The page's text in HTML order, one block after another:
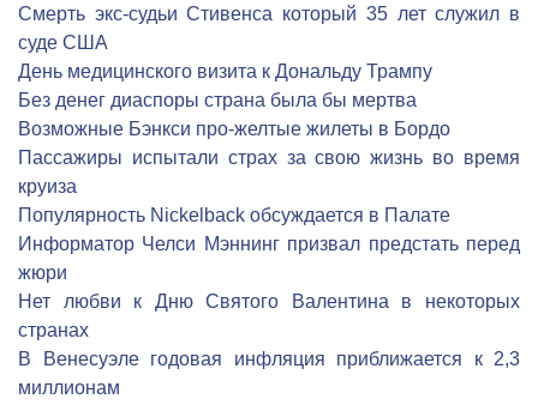
Смерть экс-судьи Стивенса который 35 лет служил в
суде США
День медицинского визита к Дональду Трампу
Без денег диаспоры страна была бы мертва
Возможные Бэнкси про-желтые жилеты в Бордо
Пассажиры испытали страх за свою жизнь во время
круиза
Популярность Nickelback обсуждается в Палате
Информатор Челси Мэннинг призвал предстать перед
жюри
Нет любви к Дню Святого Валентина в некоторых
странах
В Венесуэле годовая инфляция приближается к 2,3
миллионам